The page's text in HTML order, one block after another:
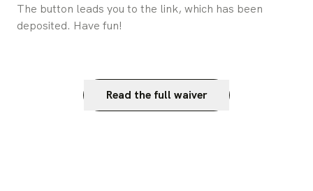
The button leads you to the link, which has been
deposited. Have fun!
Read the full waiver